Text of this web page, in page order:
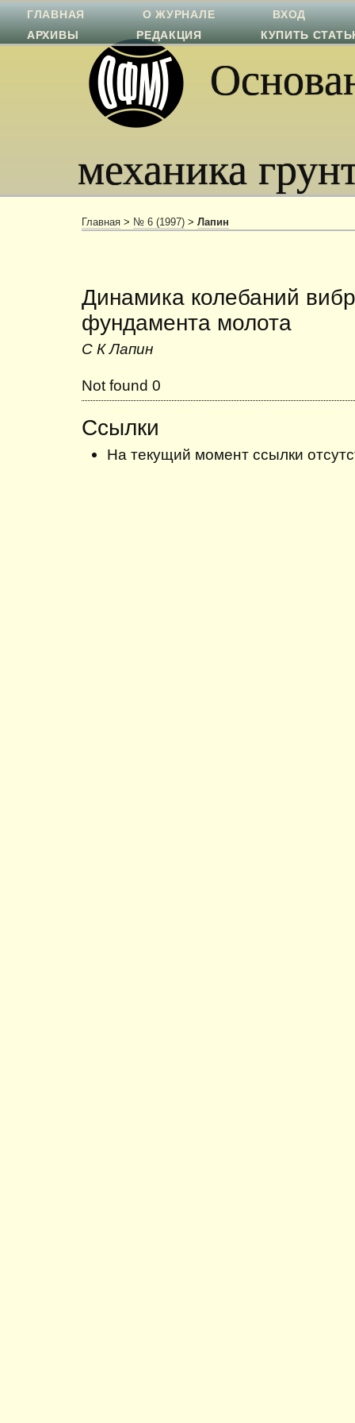
механика
ГЛАВНАЯ О ЖУРНАЛЕ
ВХОД
АРХИВЫ
РЕДАКЦИЯ КУПИТЬ
Главная > № 6 (1997) > Лапин
Динамика колебаний
фундамента молота
С К Лапин
Not found 0
Ссылки
На текущий момент ссылки